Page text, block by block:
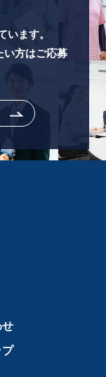
います。
い方はご応募
せ